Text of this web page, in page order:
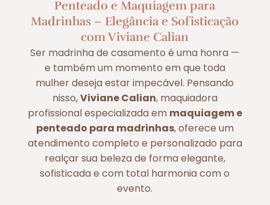
Penteado e Maquiagem para
Madrinhas – Elegância e Sofisticação
com Viviane Calian
Ser madrinha de casamento é uma honra —
e também um momento em que toda
mulher deseja estar impecável. Pensando
nisso,Viviane Calian, maquiadora
profissional especializada em maquiagem e
penteado para madrinhas, oferece um
atendimento completo e personalizado para
realçar sua beleza de forma elegante,
sofisticada e com total harmonia com o
evento.